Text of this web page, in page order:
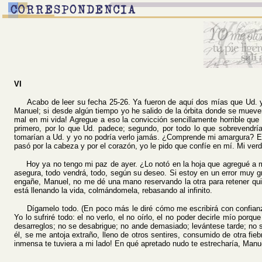
VI
Acabo de leer su fecha 25-26. Ya fueron de aquí dos mías que Ud.
Manuel; si desde algún tiempo yo he salido de la órbita donde se
mal en mi vida! Agregue a eso la convicción sencillamente horrible
primero, por lo que Ud. padece; segundo, por todo lo que
tomarían a Ud. y yo no podría verlo jamás. ¿Comprende mi amargura?
pasó por la cabeza y por el corazón, yo le pido que confíe en mí. Mi
Hoy ya no tengo mi paz de ayer. ¿Lo notó en la hoja que agregué a
asegura, todo vendrá, todo, según su deseo. Si estoy en un error muy
engañe, Manuel, no me dé una mano reservando la otra para retener
está llenando la vida, colmándomela, rebasando al infinito.
Dígamelo todo. (En poco más le diré cómo me escribirá con
Yo lo sufriré todo: el no verlo, el no oírlo, el no poder decirle mío
desarreglos; no se desabrigue; no ande demasiado; levántese tarde;
él, se me antoja extraño, lleno de otros sentires, consumido de otra
inmensa te tuviera a mi lado! En qué apretado nudo te estrecharía,